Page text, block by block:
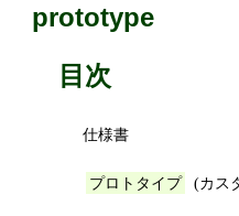
prototype
目次
仕様書
プロトタイプ (カス